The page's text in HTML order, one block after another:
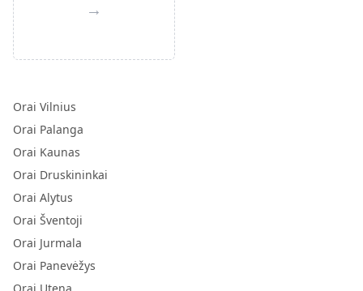
→
Orai Vilnius
Orai Palanga
Orai Kaunas
Orai Druskininkai
Orai Alytus
Orai Šventoji
Orai Jurmala
Orai Panevėžys